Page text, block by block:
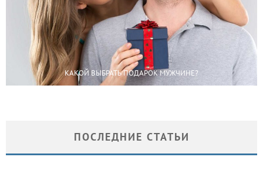
КАКОЙ ВЫБРАТЬ ПОДАРОК МУЖЧИНЕ?
ПОСЛЕДНИЕ СТАТЬИ